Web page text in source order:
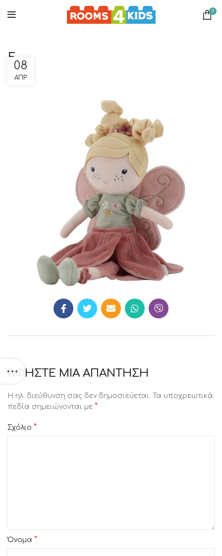
0
508
ΑΠΡ
ΑΦΉΣΤΕ ΜΙΑ ΑΠΆΝΤΗΣΗ
Η ηλ. διεύθυνση σας δεν δημοσιεύεται.
Τα υποχρεωτικά
πεδία σημειώνονται με *
Σχόλιο *
Όνομα *